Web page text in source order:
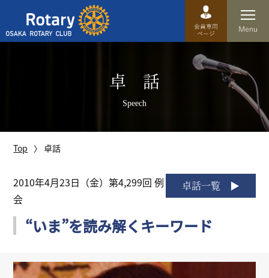
運営方針
歴史
特徴
卓 話
Speech
Top 卓話
卓話一覧
2010年4月23日（金）第4,299回 例
会
“いま”を読み解くキーワード